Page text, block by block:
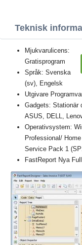
Teknisk
Mjukvarulicens:
Gratisprogram
Språk: Svenska
(sv), Engelsk
Utgivare
Gadgets: Stationär
ASUS, DELL,
Operativsystem:
Professional/
Service Pack 1
FastReport Nya